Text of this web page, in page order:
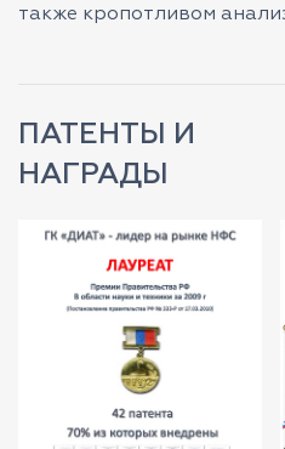
также кропотливом
ПАТЕНТЫ И
НАГРАДЫ